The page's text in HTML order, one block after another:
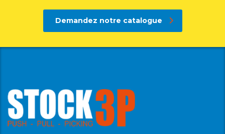
Demandez notre catalogue